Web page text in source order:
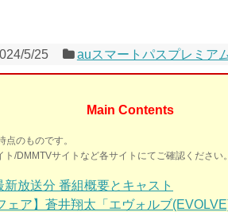
5/25 auスマートパスプレミア
Main Contents
のものです。
/DMMTVサイトなど各サイトにてご確認ください。
新放送分 番組概要とキャスト
ェア】蒼井翔太「エヴォルブ